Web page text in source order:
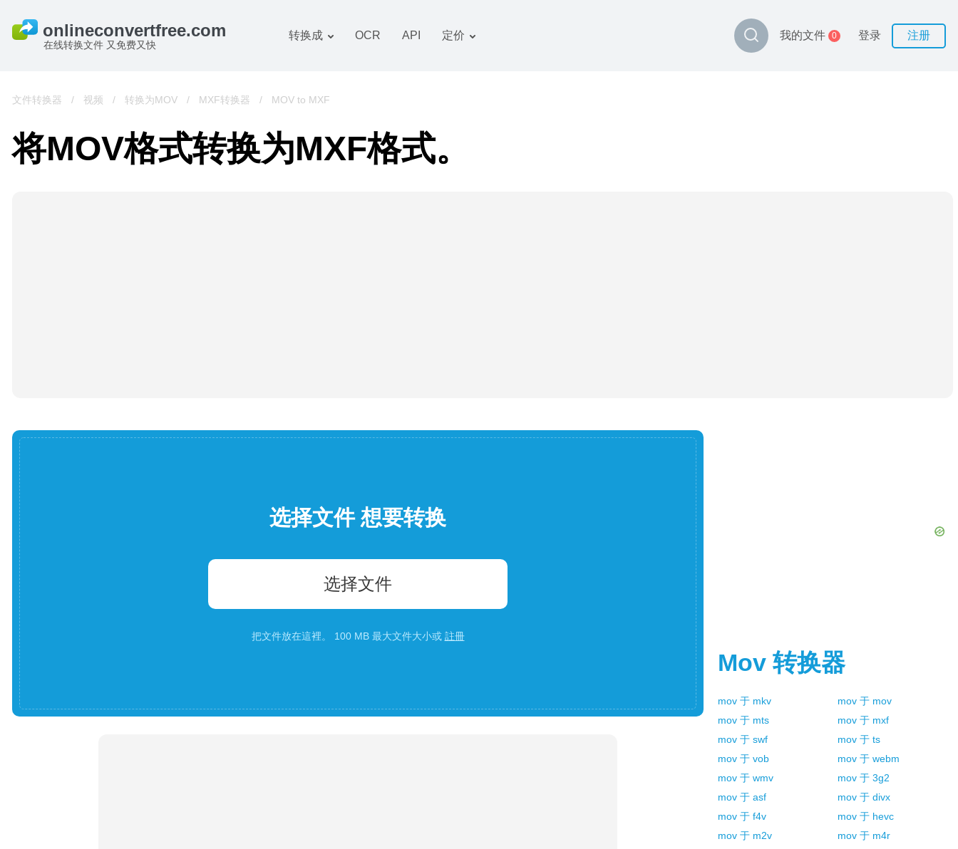
在线转换文件 又免费又快
转换成
图像 转换器
书籍 转换器
OCR API 定价 我的文件 0 登录 注册
文件转换器 / 视频 / 转换为MOV / MXF转换器 / MOV to MXF
将MOV格式转换为MXF格式。
选择文件 想要转换
选择文件
把文件放在這裡。 100 MB 最大文件大小或 註冊
Mov 转换器
mov 于 mkv mov 于 mov
mov 于 mts mov 于 mxf
mov 于 swf mov 于 ts
mov 于 vob mov 于 webm
mov 于 wmv mov 于 3g2
mov 于 asf mov 于 divx
mov 于 f4v mov 于 hevc
mov 于 m2v mov 于 m4r